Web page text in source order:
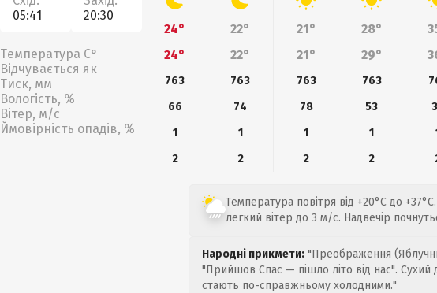
05:41
20:30
Температура С°
Відчувається як
Тиск, мм
Вологість, %
Вітер, м/с
Ймовірність опадів, %
24° 22° 21° 28°
24°
22° 21° 29°
763 763 763 763
66
74 78 53
1
1 1 1
2
2 2 2
Температура повітря від +20°C до
легкий вітер до 3 м/с. Надвечір
Народні прикмети: "Преображення
"Прийшов Спас — пішло літо від нас".
стають по-справжньому холодними."